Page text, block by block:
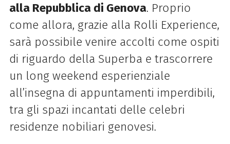
alla Repubblica di Genova. Proprio
come allora, grazie alla Rolli Experience,
sarà possibile venire accolti come ospiti
di riguardo della Superba e trascorrere
un long weekend esperienziale
all’insegna di appuntamenti imperdibili,
tra gli spazi incantati delle celebri
residenze nobiliari genovesi.